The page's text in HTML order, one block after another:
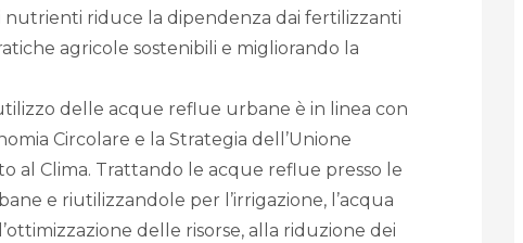
nutrienti riduce la dipendenza dai fertilizzanti
agricole sostenibili e migliorando la
delle acque reflue urbane è in linea con
Circolare e la Strategia dell’Unione
al Clima. Trattando le acque reflue presso le
e riutilizzandole per l’irrigazione, l’acqua
delle risorse, alla riduzione dei